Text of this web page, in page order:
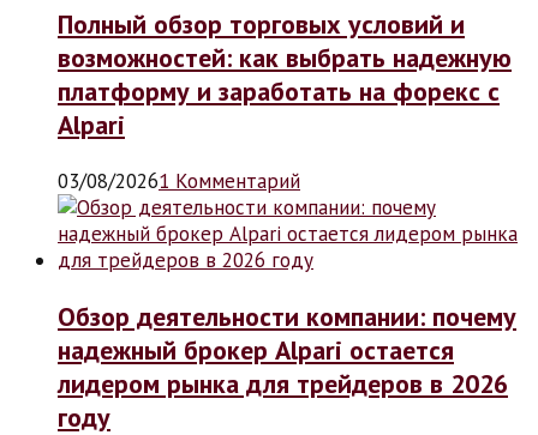
Полный обзор торговых условий и
возможностей: как выбрать надежную
платформу и заработать на форекс с
Alpari
03/08/20261 Комментарий
Обзор деятельности компании: почему
надежный брокер Alpari остается
лидером рынка для трейдеров в 2026
году